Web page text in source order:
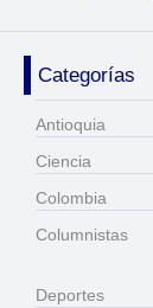
Categorías
Antioquia
Ciencia
Colombia
Columnistas
Deportes